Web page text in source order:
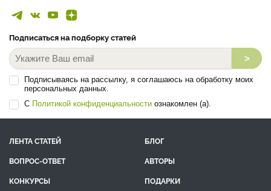
Подписаться на подборку статей
>
Подписываясь на рассылку, я соглашаюсь на обработку моих
персональных данных.
С Политикой конфиденциальности ознакомлен (а).
ЛЕНТА СТАТЕЙ
БЛОГ
ВОПРОС-ОТВЕТ
АВТОРЫ
КОНКУРСЫ
ПОДАРКИ